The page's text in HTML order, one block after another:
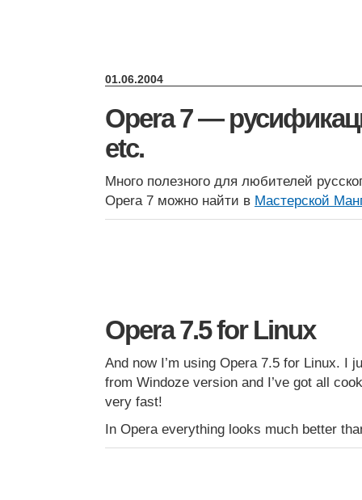
01.06.2004
Opera 7 —
etc.
Много полезного для любителей
Opera 7 можно найти в Мастерской
Opera 7.5 for Linux
And now I’m using Opera 7.5 for Linux. I
from Windoze version and I’ve got all
very fast!
In Opera everything looks much better